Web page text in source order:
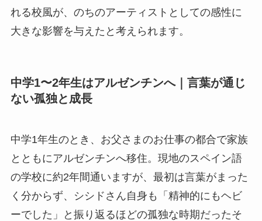
れる校風が、のちのアーティストとしての感性に
大きな影響を与えたと考えられます。
中学1〜2年生はアルゼンチンへ｜言葉が通じ
ない孤独と成長
中学1年生のとき、お父さまのお仕事の都合で家族
とともにアルゼンチンへ移住。現地のスペイン語
の学校に約2年間通いますが、最初は言葉がまった
く分からず、シシドさん自身も「精神的にもヘビ
ーでした」と振り返るほどの孤独な時期だったそ